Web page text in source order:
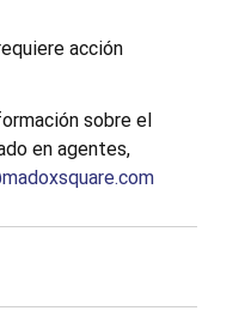
acción
sobre el
en agentes,